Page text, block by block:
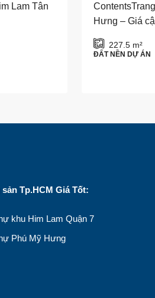
Lam Tân
Hưng – Giá
227.5m²
ĐẤT NỀN DỰ ÁN
Tp.HCM Giá Tốt:
khu Him Lam Quận 7
Phú Mỹ Hưng